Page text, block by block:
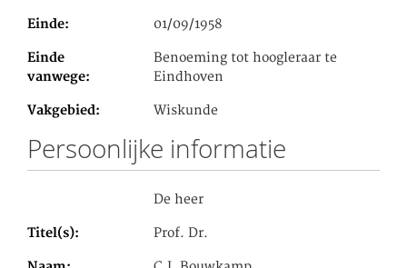
Einde 01/09/1958
Einde
vanwege
Benoeming tot hoogleraar te
Eindhoven
Vakgebied Wiskunde
Persoonlijke informatie
De heer
Titel(s) Prof. Dr.